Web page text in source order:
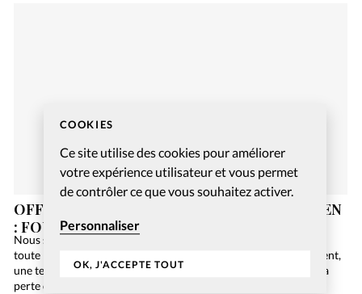
COOKIES
Ce site utilise des cookies pour améliorer
votre expérience utilisateur et vous permet
de contrôler ce que vous souhaitez activer.
Personnaliser
OK, J'ACCEPTE TOUT
OFFREZ-VOUS UN JEU DE SOCIÉTÉ CHRÉTIEN
: FOUILLES EN GALILÉE
Nous sommes en 2084. L’humanité n’utilise plus de papier car
toute l’information est numérisée sur Internet. Malheureusement,
une terrible panne informatique de niveau mondial engendre la
perte de toutes ces précieuses données, et la Bible…